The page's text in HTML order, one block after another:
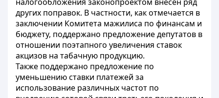
других поправок. В частности, как отмечается в
заключении Комитета мажилиса по финансам и
бюджету, поддержано предложение депутатов в
отношении поэтапного увеличения ставок
акцизов на табачную продукцию.
Также поддержано предложение по
уменьшению ставки платежей за
использование различных частот по